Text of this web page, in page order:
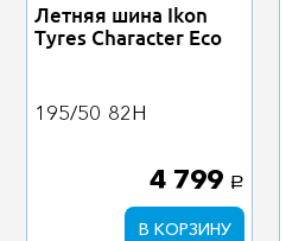
Летняя шина Ikon
Tyres Character Eco
195/50 82H
4 799 a
В КОРЗИНУ